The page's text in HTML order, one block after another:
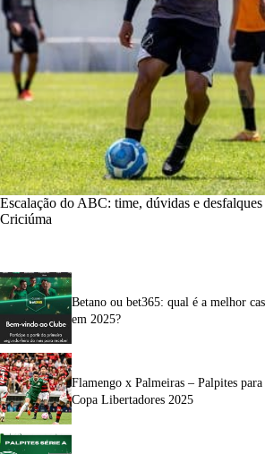
Escalação do ABC: time, dúvidas e
Criciúma
Betano ou bet365: qual é a melhor
em 2025?
Flamengo x Palmeiras – Palpites
Copa Libertadores 2025